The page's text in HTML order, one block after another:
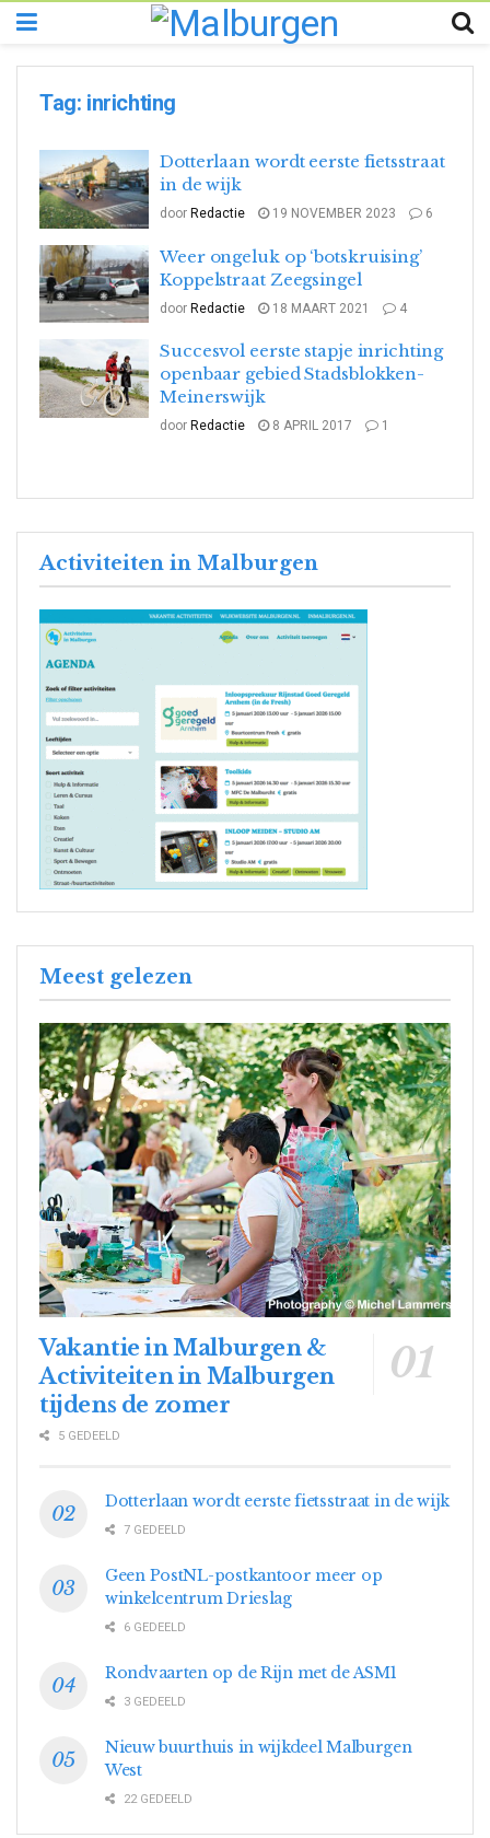
Tag: inrichting
Dotterlaan wordt eerste fietsstraat
in de wijk
door Redactie 19 NOVEMBER 2023 6
Weer ongeluk op ‘botskruising’
Koppelstraat Zeegsingel
door Redactie 18 MAART 2021 4
Succesvol eerste stapje inrichting
openbaar gebied Stadsblokken-
Meinerswijk
door Redactie 8 APRIL 2017 1
Activiteiten in Malburgen
Meest gelezen
Vakantie in Malburgen &
Activiteiten in Malburgen
tijdens de zomer
5 GEDEELD
Dotterlaan wordt eerste fietsstraat in de wijk
7 GEDEELD
Geen PostNL-postkantoor meer op
winkelcentrum Drieslag
6 GEDEELD
Rondvaarten op de Rijn met de ASM1
3 GEDEELD
Nieuw buurthuis in wijkdeel Malburgen
West
22 GEDEELD